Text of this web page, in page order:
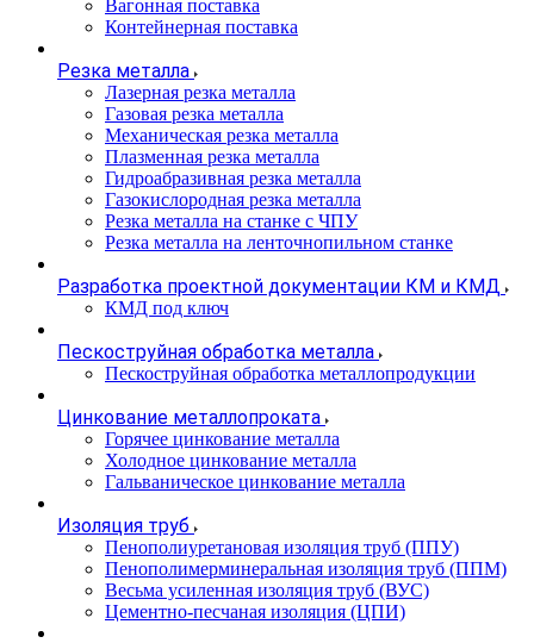
Вагонная поставка
Контейнерная поставка
Резка металла
Лазерная резка металла
Газовая резка металла
Механическая резка металла
Плазменная резка металла
Гидроабразивная резка металла
Газокислородная резка металла
Резка металла на станке с ЧПУ
Резка металла на ленточнопильном станке
Разработка проектной документации КМ и КМД
КМД под ключ
Пескоструйная обработка металла
Пескоструйная обработка металлопродукции
Цинкование металлопроката
Горячее цинкование металла
Холодное цинкование металла
Гальваническое цинкование металла
Изоляция труб
Пенополиуретановая изоляция труб (ППУ)
Пенополимерминеральная изоляция труб (ППМ)
Весьма усиленная изоляция труб (ВУС)
Цементно-песчаная изоляция (ЦПИ)